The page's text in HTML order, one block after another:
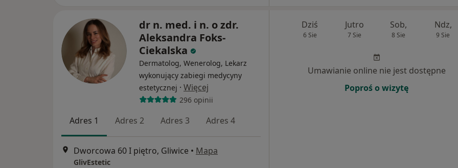
dr n. med. i n. o zdr.
Aleksandra Foks-
Ciekalska
Dermatolog, Wenerolog, Lekarz
wykonujący zabiegi medycyny
estetycznej · Więcej
296 opinii
Adres 1 Adres 2 Adres 3 Adres 4
Dworcowa 60 I piętro, Gliwice • Mapa
GlivEstetic
Dziś
6 Sie
Jutro
7 Sie
Sob,
8 Sie
Ndz,
9 Sie
Umawianie online nie jest dostępne
Poproś o wizytę